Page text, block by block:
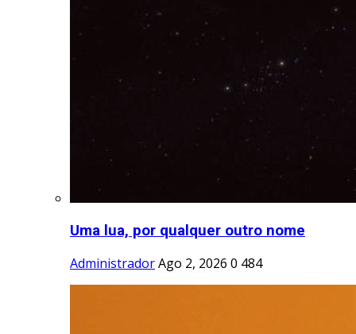
Uma lua, por qualquer outro nome
AdministradorAgo 2, 2026 0 484